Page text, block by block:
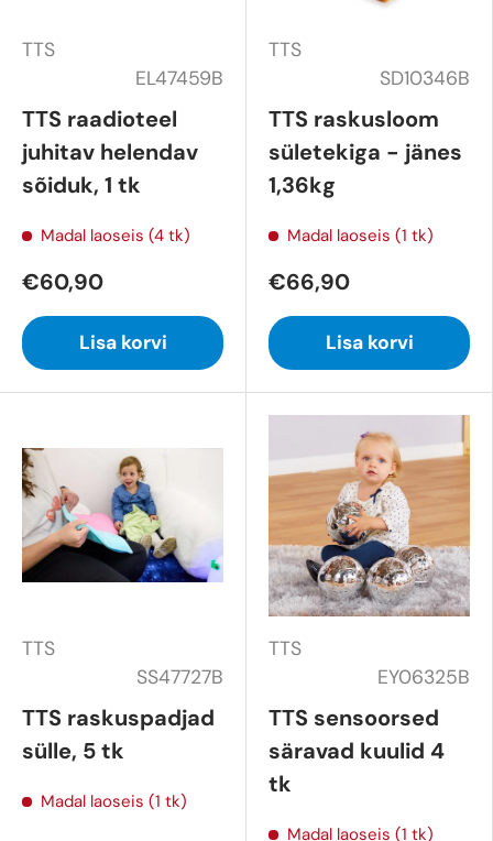
TTS
EL47459B
TTS raadioteel
juhitav helendav
sõiduk, 1 tk
Madal laoseis (4 tk)
€60,90
Lisa korvi
TTS
SD10346B
TTS raskusloom
sületekiga - jänes
1,36kg
Madal laoseis (1 tk)
€66,90
Lisa korvi
TTS
SS47727B
TTS raskuspadjad
sülle, 5 tk
Madal laoseis (1 tk)
TTS
EY06325B
TTS sensoorsed
säravad kuulid 4
tk
Madal laoseis (1 tk)